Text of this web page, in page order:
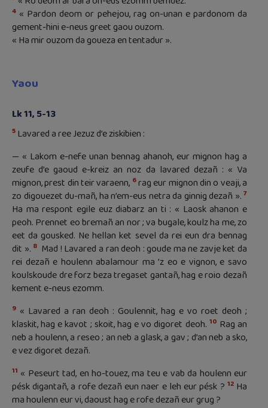
4 « Pardon deom or pehejou, rag on-unan e pardonom da
gement-hini e-neus greet gaou ouzom.
« Ha mir ouzom da goueza en tentadur ».
Yaou
Lk 11, 5-13
5 Lavared a ree Jezuz d’e ziskibien :
— « Lakom e-nefe unan bennag ahanoh, eur mignon hag a
zeufe d’e gaoud e-kreiz an noz da lavared dezañ : « Va
mignon, prest din teir varaenn, 6rag eur mignon din o veaji, a
zo digouezet du-mañ, ha n’em-eus netra da ginnig dezañ ». 7
Ha ma respont egile euz diabarz an ti : « Laosk ahanon e
peoh. Prennet eo bremañ an nor ; va bugale, koulz ha me, zo
eet da gousked. Ne hellan ket sevel da rei eun dra bennag
dit ». 8 Mad ! Lavared a ran deoh : goude ma ne zavje ket da
rei dezañ e houlenn abalamour ma ’z eo e vignon, e savo
koulskoude dre forz beza tregaset gantañ, hag e roio dezañ
kement e-neus ezomm.
9 « Lavared a ran deoh : Goulennit, hag e vo roet deoh ;
klaskit, hag e kavot ; skoit, hag e vo digoret deoh. 10 Rag an
neb a houlenn, a reseo ; an neb a glask, a gav ; d’an neb a sko,
e vez digoret dezañ.
11 « Peseurt tad, en ho-touez, ma teu e vab da houlenn eur
pésk digantañ, a rofe dezañ eun naer e leh eur pésk ? 12Ha
ma houlenn eur vi, daoust hag e rofe dezañ eur grug ?